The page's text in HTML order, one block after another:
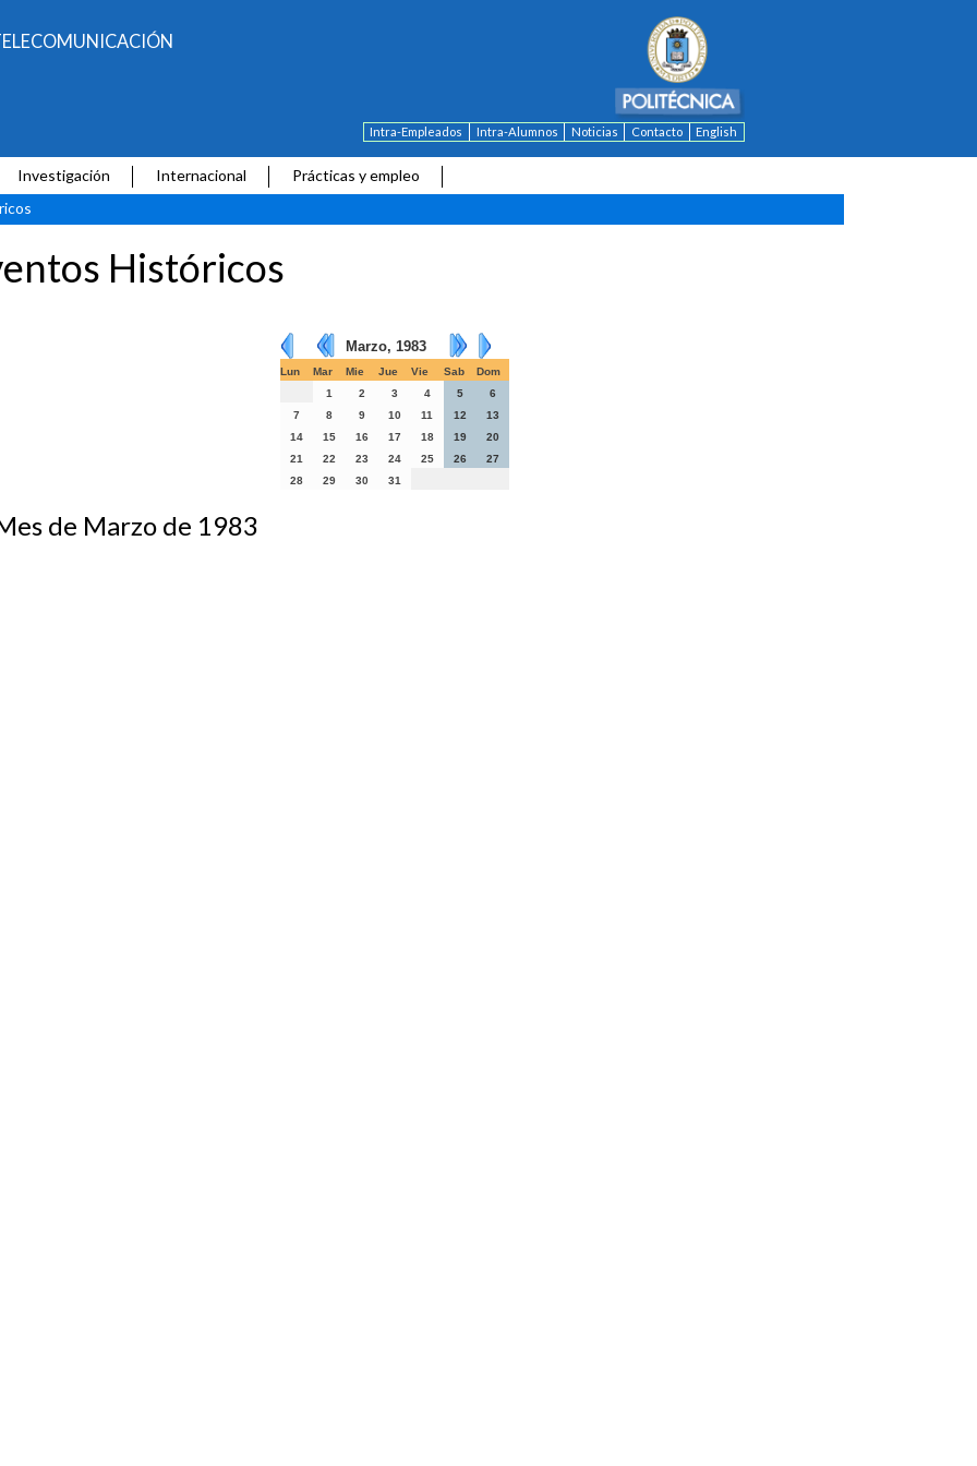
Intra-Empleados Intra-Alumnos Noticias Contacto English
Investigación Internacional
Prácticas y empleo
Históricos
Marzo, 1983
Lun Mar Mie Jue Vie Sab
Dom
1
2 3 4 5
6
7
8 9 10 11 12
13
14
15 16 17 18 19
20
21
22 23 24 25 26
27
28
29 30 31
de Marzo de 1983